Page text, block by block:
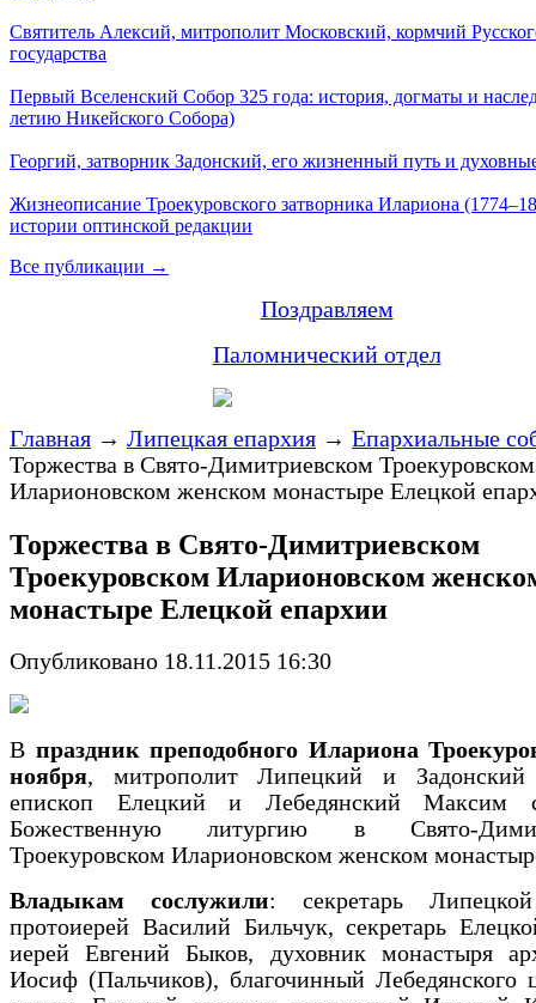
Святитель Алексий, митрополит Московский, кормчий
государства
Первый Вселенский Собор 325 года: история, догматы и
летию Никейского Собора)
Георгий, затворник Задонский, его жизненный путь и
Жизнеописание Троекуровского затворника Илариона
истории оптинской редакции
Все публикации →
Поздравляем
Паломнический отдел
Главная → Липецкая епархия → Епархиальные
Торжества в Свято-Димитриевском Троекуровском
Иларионовском женском монастыре Елецкой
Торжества в Свято-Димитриевском
Троекуровском Иларионовском
монастыре Елецкой епархии
Опубликовано 18.11.2015 16:30
В праздник преподобного Илариона
ноября, митрополит Липецкий и
епископ Елецкий и Лебедянский Максим
Божественную литургию в Свято-
Троекуровском Иларионовском женском
Владыкам сослужили: секретарь
протоиерей Василий Бильчук, секретарь
иерей Евгений Быков, духовник монастыря
Иосиф (Пальчиков), благочинный Лебедянского